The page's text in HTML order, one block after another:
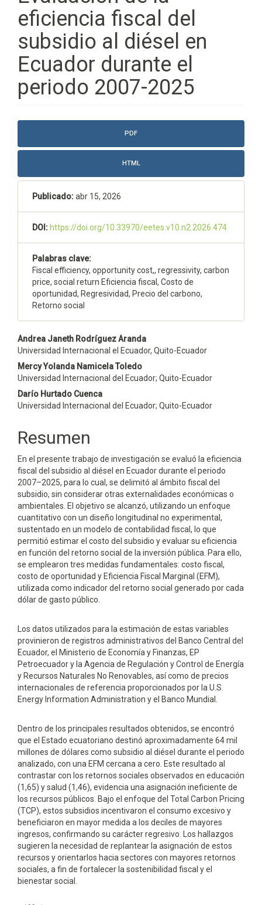
eficiencia fiscal del
subsidio al diésel en
Ecuador durante el
periodo 2007-2025
Barra
lateral
artículo
PDF
HTML
Publicado:abr 15, 2026
DOI:https://doi.org/10.33970/eetes.v10.n2.2026.474
Palabras clave:
Fiscal efficiency, opportunity cost,, regressivity, carbon
price, social return Eficiencia fiscal, Costo de
oportunidad, Regresividad, Precio del carbono,
Retorno social
Contenido
principal
del
artículo
Andrea Janeth Rodríguez Aranda
Universidad Internacional el Ecuador, Quito-Ecuador
Mercy Yolanda Namicela Toledo
Universidad Internacional del Ecuador; Quito-Ecuador
Darío Hurtado Cuenca
Universidad Internacional del Ecuador; Quito-Ecuador
Resumen
En el presente trabajo de investigación se evaluó la eficiencia
fiscal del subsidio al diésel en Ecuador durante el periodo
2007–2025, para lo cual, se delimitó al ámbito fiscal del
subsidio, sin considerar otras externalidades económicas o
ambientales. El objetivo se alcanzó, utilizando un enfoque
cuantitativo con un diseño longitudinal no experimental,
sustentado en un modelo de contabilidad fiscal, lo que
permitió estimar el costo del subsidio y evaluar su eficiencia
en función del retorno social de la inversión pública. Para ello,
se emplearon tres medidas fundamentales: costo fiscal,
costo de oportunidad y Eficiencia Fiscal Marginal (EFM),
utilizada como indicador del retorno social generado por cada
dólar de gasto público.
Los datos utilizados para la estimación de estas variables
provinieron de registros administrativos del Banco Central del
Ecuador, el Ministerio de Economía y Finanzas, EP
Petroecuador y la Agencia de Regulación y Control de Energía
y Recursos Naturales No Renovables, así como de precios
internacionales de referencia proporcionados por la U.S.
Energy Information Administration y el Banco Mundial.
Dentro de los principales resultados obtenidos, se encontró
que el Estado ecuatoriano destinó aproximadamente 64 mil
millones de dólares como subsidio al diésel durante el periodo
analizado, con una EFM cercana a cero. Este resultado al
contrastar con los retornos sociales observados en educación
(1,65) y salud (1,46), evidencia una asignación ineficiente de
los recursos públicos. Bajo el enfoque del Total Carbon Pricing
(TCP), estos subsidios incentivaron el consumo excesivo y
beneficiaron en mayor medida a los deciles de mayores
ingresos, confirmando su carácter regresivo. Los hallazgos
sugieren la necesidad de replantear la asignación de estos
recursos y orientarlos hacia sectores con mayores retornos
sociales, a fin de fortalecer la sostenibilidad fiscal y el
bienestar social.